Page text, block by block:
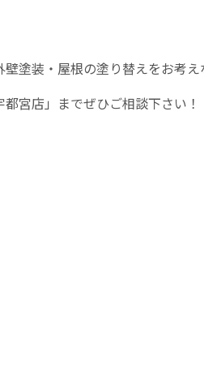
塗装・屋根の塗り替えをお考え
宮店」までぜひご相談下さい！